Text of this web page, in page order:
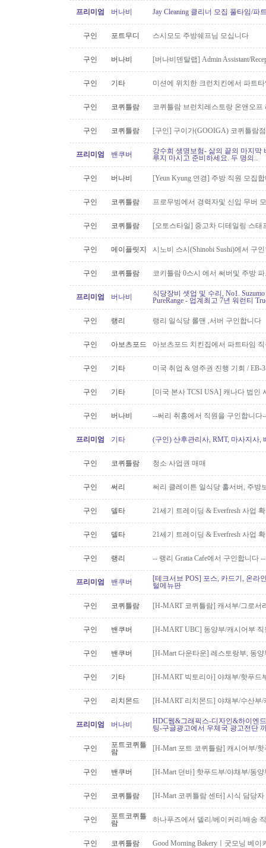
프리미엄 버나비 Jay Cleaning 클리너 모집 풀타임/파
구인 포트무디 스시모도 주방쉐프님 모십니다
구인 버나비 [버나비덴탈랩] Admin Assistant/
구인 기타 미션에 위치한 크런치킨에서 파트
구인 코퀴틀람 코퀴틀람 브런치레스토랑 온앤오
구인 코퀴틀람 [구인] 구이가(GOOIGA) 코퀴틀람
프리미엄 밴쿠버
강수희 생명보험- 삶의 끝의 마지막
루지 마시고 준비하세요. 두 명의..
구인 버나비 [Yeun Kyung 연경] 주방 직원 모집
구인 코퀴틀람 프로무빙에서 경력자및 신입 무버
구인 코퀴틀람 [오토스타일] 중고차 디테일링 스태
구인 메이플릿지 시노비 스시(Shinobi Sushi)에서 구
구인 코퀴틀람 코키틀람 0스시 에서 써버및 주방
프리미엄 버나비
식당장비 셋업 및 수리, No1.
PureRange - 업계최고 7년 워런티
구인 랭리 랭리 일식당 롤맨 ,서버 구인합니다
구인 아보츠포드 아보츠포드 치킨집에서 파트타임
구인 기타 미국 취업 & 영주권 진행 기회 / EB-
구인 기타 [미국 본사 TCSI USA] 캐나다 법인
구인 버나비 --써리 취홍에서 직원을 구인합니다
프리미엄 기타 (구인) 산후관리사, RMT, 마사지사,
구인 코퀴틀람 청소 사업권 매매
구인 써리 써리 클레이튼 일식당 홀서버, 주방
구인 델타 21세기 트레이딩 & Everfresh 사업
구인 델타 21세기 트레이딩 & Everfresh 사업
구인 랭리 -- 랭리 Gratia Cafe에서 구인합니다 --
프리미엄 밴쿠버
[테크서브 POS] 포스, 카드기, 온라
털메뉴판
구인 코퀴틀람 [H-MART 코퀴틀람] 캐셔부/그로서
구인 밴쿠버 [H-MART UBC] 동양부/캐시어부
구인 밴쿠버 [H-Mart 다운타운] 레스토랑부, 동
구인 기타 [H-MART 빅토리아] 야채부/핫푸드
구인 리치몬드 [H-MART 리치몬드] 야채부/수산부
프리미엄 버나비
HDC웹&그래픽스-디자인&하이엔
팅-구글광고에서 우체국 광고전단
구인
포트코퀴틀
람
[H-Mart 포트 코퀴틀람] 캐시어부/
구인 밴쿠버 [H-Mart 던바] 핫푸드부/야채부/동
구인 코퀴틀람 [H-Mart 코퀴틀람 센터] 시식 담당
구인
포트코퀴틀
람
하나푸즈에서 델리/베이커리/배송
구인 코퀴틀람 Good Morning Bakeryㅣ굿모닝 베